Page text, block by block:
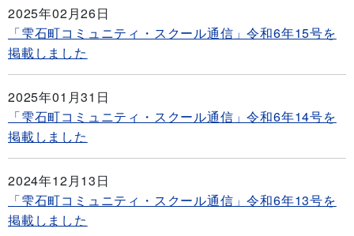
2025年02月26日
「雫石町コミュニティ・スクール通信」令和6年15号を
掲載しました
2025年01月31日
「雫石町コミュニティ・スクール通信」令和6年14号を
掲載しました
2024年12月13日
「雫石町コミュニティ・スクール通信」令和6年13号を
掲載しました